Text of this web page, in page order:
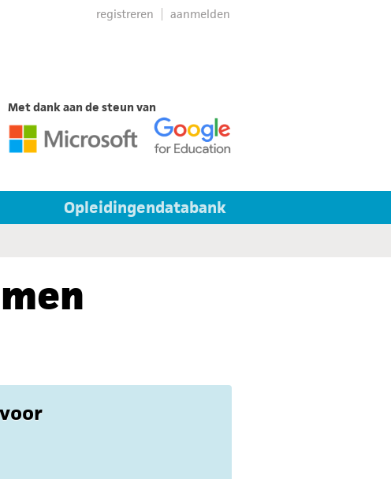
aanmelden
registreren
Met dank aan de steun van
Opleidingendatabank